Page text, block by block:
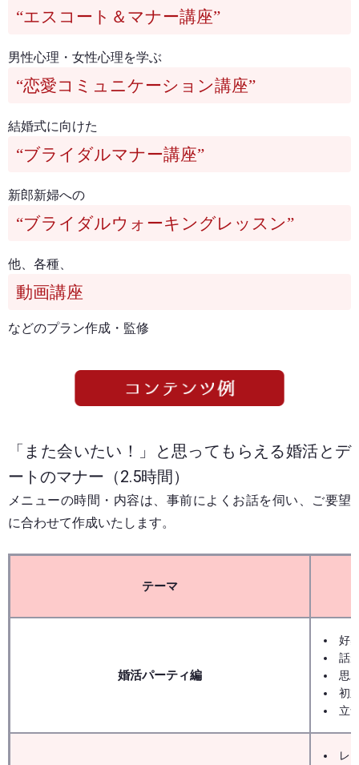
“エスコート＆マナー講座”
男性心理・女性心理を学ぶ
“恋愛コミュニケーション講座”
結婚式に向けた
“ブライダルマナー講座”
新郎新婦への
“ブライダルウォーキングレッスン”
他、各種、
動画講座
などのプラン作成・監修
「また会いたい！」と思ってもらえる婚活とデ
ートのマナー（2.5時間）
メニューの時間・内容は、事前によくお話を伺い、ご要望
に合わせて作成いたします。
テーマ
婚活パーティ編
好
話
思
初
立
レ